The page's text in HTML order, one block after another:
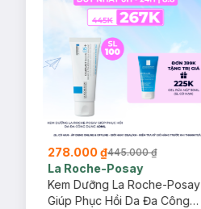
278.000 ₫445.000 ₫
La Roche-Posay
Kem Dưỡng La Roche-Posay
Giúp Phục Hồi Da Đa Công